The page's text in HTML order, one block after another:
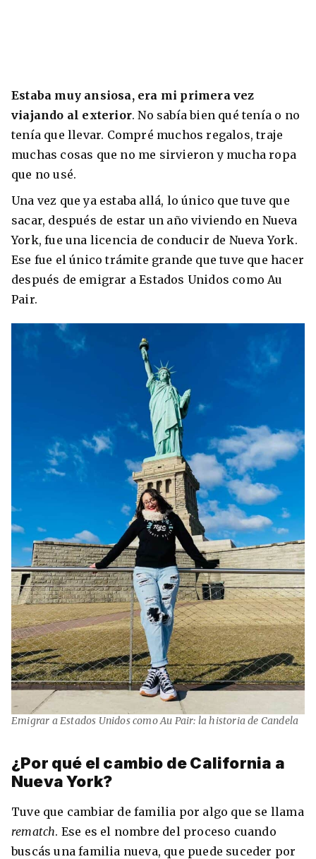
Estaba muy ansiosa, era mi primera vez
viajando al exterior. No sabía bien qué tenía o no
tenía que llevar. Compré muchos regalos, traje
muchas cosas que no me sirvieron y mucha ropa
que no usé.
Una vez que ya estaba allá, lo único que tuve que
sacar, después de estar un año viviendo en Nueva
York, fue una licencia de conducir de Nueva York.
Ese fue el único trámite grande que tuve que hacer
después de emigrar a Estados Unidos como Au
Pair.
Emigrar a Estados Unidos como Au Pair: la historia de Candela
¿Por qué el cambio de California a
Nueva York?
Tuve que cambiar de familia por algo que se llama
rematch. Ese es el nombre del proceso cuando
buscás una familia nueva, que puede suceder por